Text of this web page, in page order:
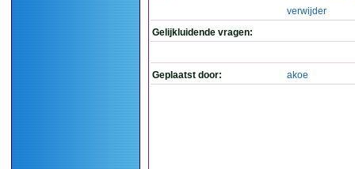
verwijder
Gelijkluidende vragen:
Geplaatst door: akoe